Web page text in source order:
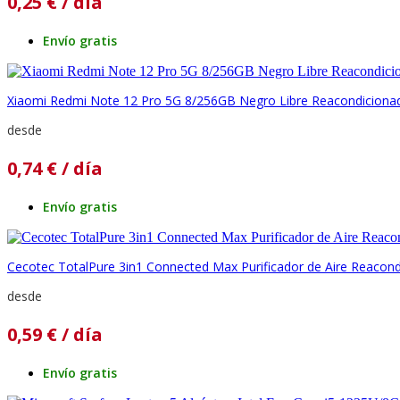
Envío gratis
Xiaomi Redmi Note 12 Pro 5G 8/256GB Negro Libre
desde
0,74€/ día
Envío gratis
Cecotec TotalPure 3in1 Connected Max Purificador de Aire
desde
0,59 €/ día
Envío gratis